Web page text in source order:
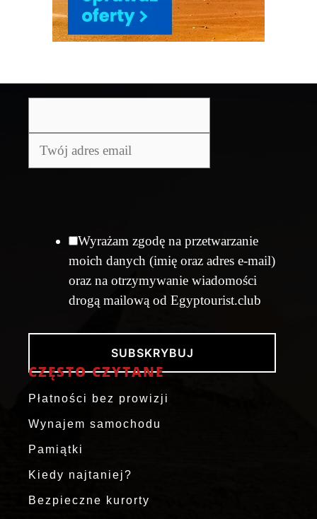
Wyrażam zgodę na przetwarzanie
moich danych (imię oraz adres e-mail)
oraz na otrzymywanie wiadomości
drogą mailową od Egyptourist.club
SUBSKRYBUJ
CZĘSTO CZYTANE
Płatności bez prowizji
Wynajem samochodu
Pamiątki
Kiedy najtaniej?
Bezpieczne kurorty